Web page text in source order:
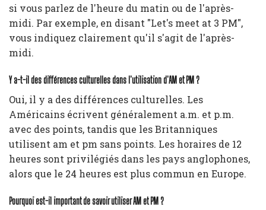
si vous parlez de l'heure du matin ou de l'après-
midi. Par exemple, en disant "Let's meet at 3 PM",
vous indiquez clairement qu'il s'agit de l'après-
midi.
Y a-t-il des différences culturelles dans l'utilisation d'AM et PM ?
Oui, il y a des différences culturelles. Les
Américains écrivent généralement a.m. et p.m.
avec des points, tandis que les Britanniques
utilisent am et pm sans points. Les horaires de 12
heures sont privilégiés dans les pays anglophones,
alors que le 24 heures est plus commun en Europe.
Pourquoi est-il important de savoir utiliser AM et PM ?